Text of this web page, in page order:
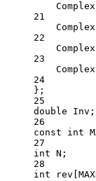
Complex
21
Complex
22
Complex
23
Complex
24
};
25
double Inv;
26
const
int
27
int N;
28
int